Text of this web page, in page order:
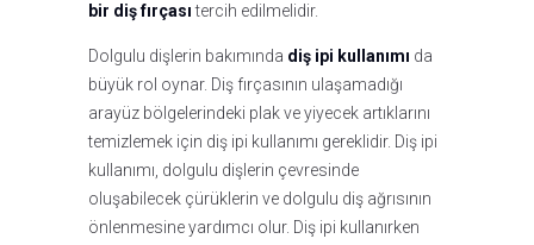
bir diş fırçasıtercih edilmelidir.
Dolgulu dişlerin bakımında diş ipi kullanımı da
büyük rol oynar. Diş fırçasının ulaşamadığı
arayüz bölgelerindeki plak ve yiyecek artıklarını
temizlemek için diş ipi kullanımı gereklidir. Diş ipi
kullanımı, dolgulu dişlerin çevresinde
oluşabilecek çürüklerin ve dolgulu diş ağrısının
önlenmesine yardımcı olur. Diş ipi kullanırken